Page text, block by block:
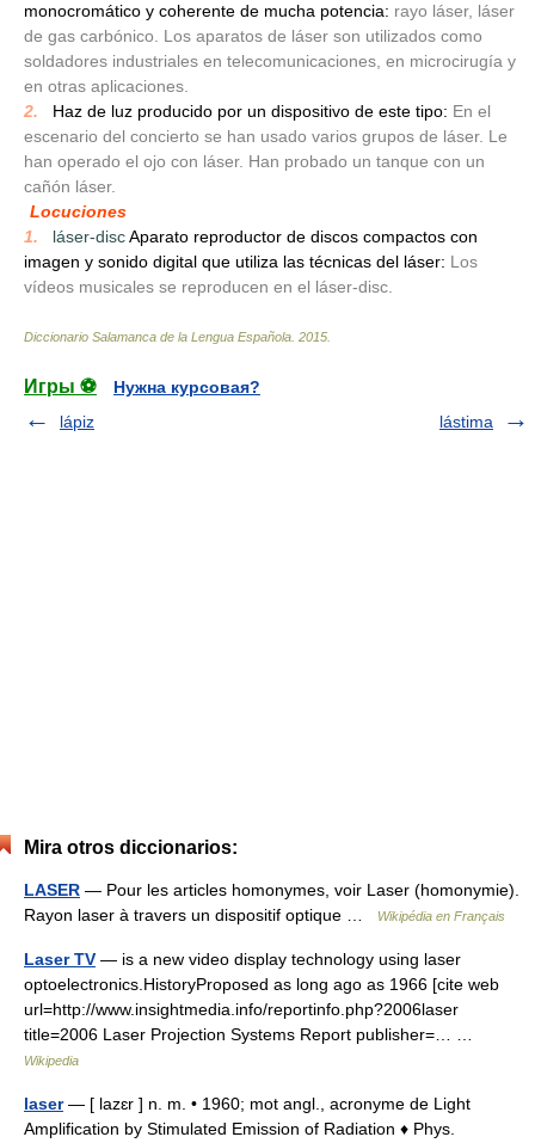
monocromático y coherente de mucha potencia: rayo láser, láser
de gas carbónico. Los aparatos de láser son utilizados como
soldadores industriales en telecomunicaciones, en microcirugía y
en otras aplicaciones.
2.
Haz de luz producido por un dispositivo de este tipo: En el
escenario del concierto se han usado varios grupos de láser. Le
han operado el ojo con láser. Han probado un tanque con un
cañón láser.
Locuciones
1.
láser-discAparato reproductor de discos compactos con
imagen y sonido digital que utiliza las técnicas del láser: Los
vídeos musicales se reproducen en el láser-disc.
Diccionario Salamanca de la Lengua Española 2015
Игры ⚽
Нужна курсовая?
lápiz
lástima
Mira otros diccionarios:
LASER — Pour les articles homonymes, voir Laser (homonymie).
Rayon laser à travers un dispositif optique …
Wikipédia en Français
Laser TV — is a new video display technology using laser
optoelectronics.HistoryProposed as long ago as 1966 [cite web
url=http://www.insightmedia.info/reportinfo.php?2006laser
title=2006 Laser Projection Systems Report publisher=… …
Wikipedia
laser— [ lazɛr ] n. m. • 1960; mot angl., acronyme de Light
Amplification by Stimulated Emission of Radiation ♦ Phys.